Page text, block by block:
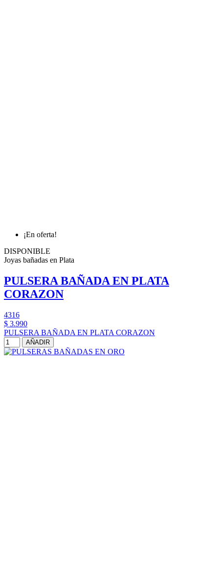
¡En oferta!
DISPONIBLE
Joyas bañadas en Plata
PULSERA BAÑADA EN PLATA
CORAZON
4316
$ 3.990
PULSERA BAÑADA EN PLATA CORAZON
AÑADIR